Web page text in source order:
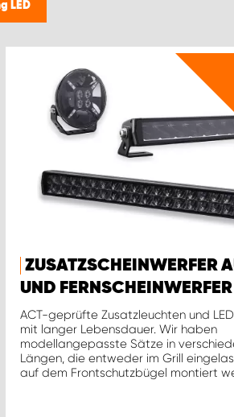
LED
ZUSATZSCHEINWERFER
UND FERNSCHEINWERFER
ACT-geprüfte Zusatzleuchten und
mit langer Lebensdauer. Wir haben
modellangepasste Sätze in
Längen, die entweder im Grill
auf dem Frontschutzbügel montiert